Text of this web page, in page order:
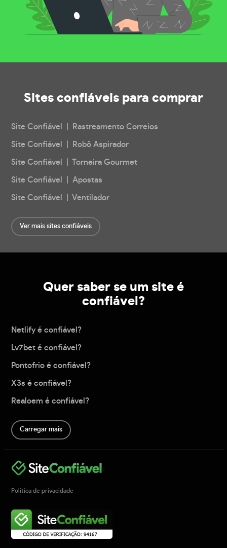
Sites confiáveis para comprar
Site Confiável | Rastreamento Correios
Site Confiável | Robô Aspirador
Site Confiável | Torneira Gourmet
Site Confiável | Apostas
Site Confiável | Ventilador
Ver mais sites confiáveis
Quer saber se um site é
confiável?
Netlify é confiável?
Lv7bet é confiável?
Pontofrio é confiável?
X3s é confiável?
Realoem é confiável?
Carregar mais
Política de privacidade